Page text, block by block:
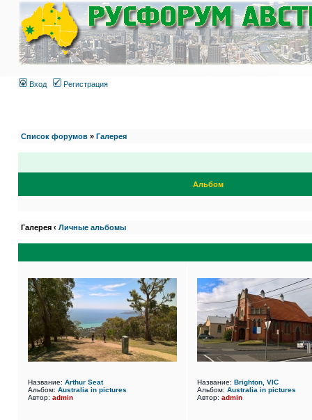
Вход Регистрация
Список форумов » Галерея
Альбом
Галерея ‹ Личные альбомы
Название: Arthur Seat
Альбом: Australia in pictures
Автор: admin
Название: Brighton, VIC
Альбом: Australia in pictures
Автор: admin